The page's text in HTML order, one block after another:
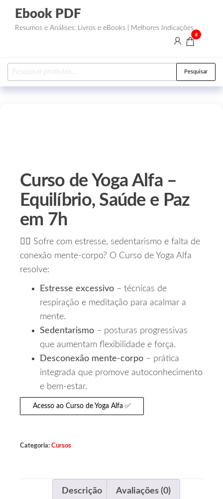
Ebook PDF
Resumos e Análises: Livros e eBooks | Melhores Indicações
0
Pesquisar
Curso de Yoga Alfa –
Equilíbrio, Saúde e Paz
em 7h
🧘‍♀️ Sofre com estresse, sedentarismo e falta de
conexão mente‑corpo? O Curso de Yoga Alfa
resolve:
Estresse excessivo – técnicas de
respiração e meditação para acalmar a
mente.
Sedentarismo – posturas progressivas
que aumentam flexibilidade e força.
Desconexão mente‑corpo – prática
integrada que promove autoconhecimento
e bem‑estar.
Acesso ao Curso de Yoga Alfa ✅
Categoria: Cursos
Descrição Avaliações (0)